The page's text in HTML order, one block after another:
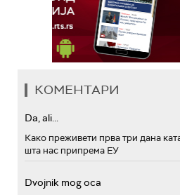
КОМЕНТАРИ
Da, ali...
Како преживети прва три дана
шта нас припрема ЕУ
Dvojnik mog oca